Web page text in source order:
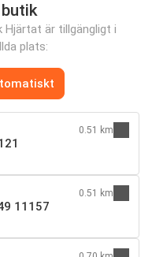
Hjärtat är tillgängligt i
plats:
0.51 km
11157
0.51 km